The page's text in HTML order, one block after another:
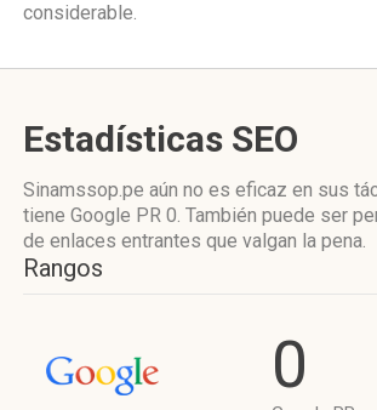
considerable.
Estadísticas SEO
Sinamssop.pe aún no es eficaz en sus
tiene Google PR 0. También puede ser
de enlaces entrantes que valgan la pena.
Rangos
0